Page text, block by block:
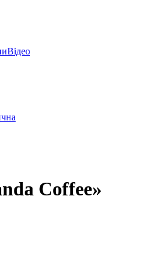
Відео
Coffee»